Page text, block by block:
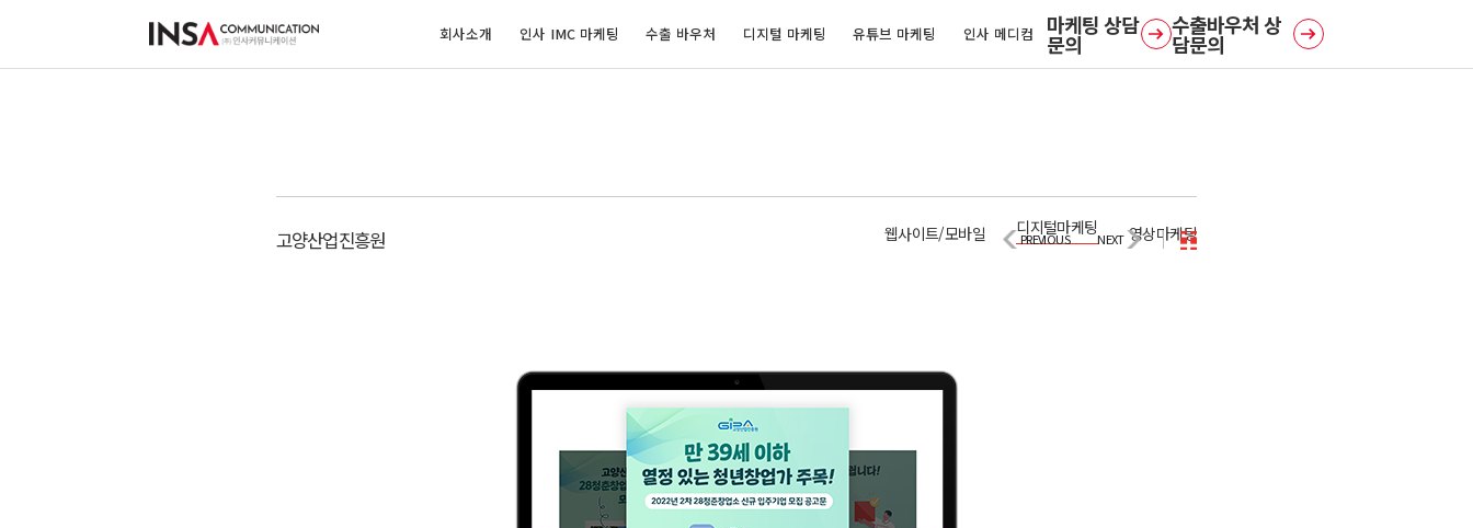
회사소개 인사 IMC 마케팅 수출 바우처 디지털 마케팅 유튜브 마케팅 인사 메디컴 문의 담문의
웹사이트/모바일 디지털마케팅 영상마케팅
고양산업진흥원 PREVIOUS NEXT